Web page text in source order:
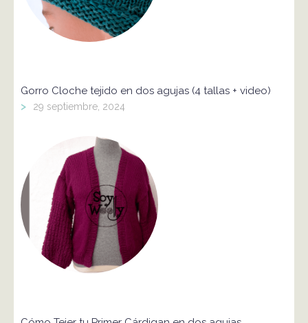
Gorro Cloche tejido en dos agujas (4 tallas + video)
> 29 septiembre, 2024